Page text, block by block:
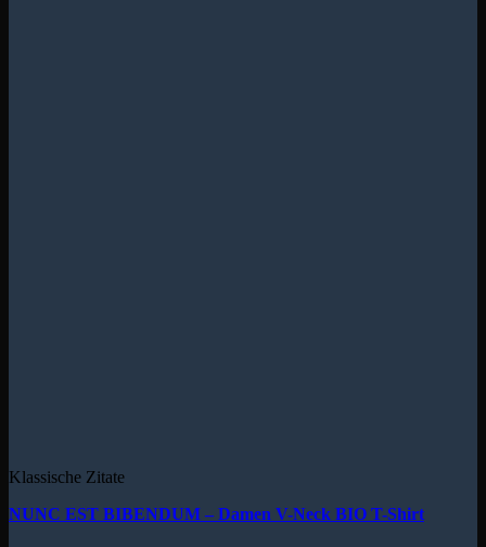
Klassische Zitate
NUNC EST BIBENDUM – Damen V-Neck BIO T-Shirt